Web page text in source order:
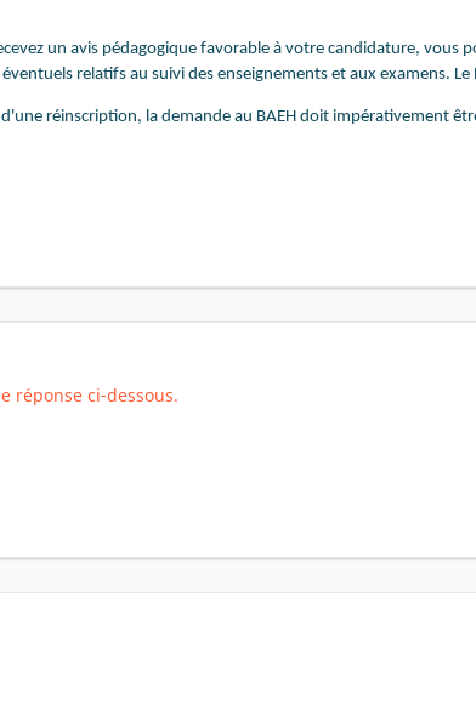
un avis pédagogique favorable à votre candidature, vous
relatifs au suivi des enseignements et aux examens.
d'une réinscription, la demande au BAEH doit impérativement
réponse ci-dessous.